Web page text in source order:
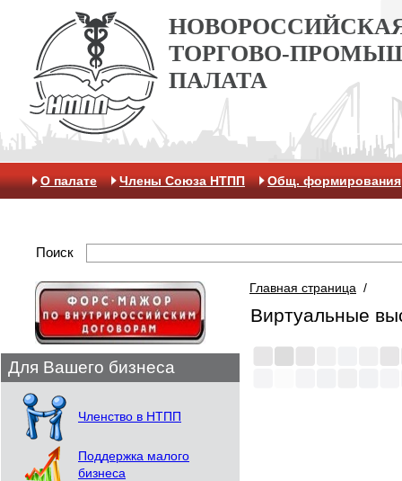
ТОРГОВО-
ПАЛАТА
О палате Члены Союза НТПП Общ. формирования
Поиск
Для Вашего бизнеса
Членство в НТПП
Поддержка малого
бизнеса
Главная страница /
Виртуальные